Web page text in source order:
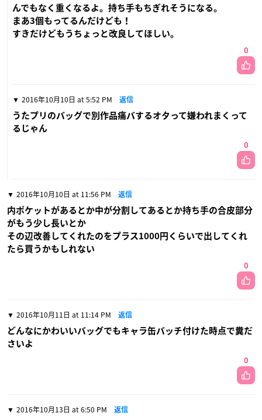
んでもなく重くなるよ。持ち手もちぎれそうになる。
まあ3個もってるんだけども！
すきだけどもうちょっと改良してほしい。
0
2016年10月10日 at 5:52 PM 返信
うたプリのバッグで別作品痛バするオタって嫌われまくって
るじゃん
0
2016年10月10日 at 11:56 PM 返信
内ポケットがあるとか中が分割してあるとか持ち手の合皮部分
がもう少し長いとか
その辺改善してくれたのをプラス1000円くらいで出してくれ
たら買うかもしれない
0
2016年10月11日 at 11:14 PM 返信
どんなにかわいいバッグでもキャラ缶バッチ付けた時点で糞だ
さいよ
0
2016年10月13日 at 6:50 PM 返信